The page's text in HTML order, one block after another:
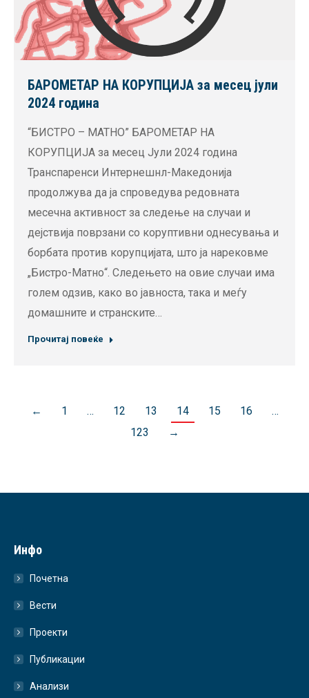
БАРОМЕТАР НА КОРУПЦИЈА за месец јули
2024 година
“БИСТРО – МАТНО” БАРОМЕТАР НА
КОРУПЦИЈА за месец Јули 2024 година
Транспаренси Интернешнл-Македонија
продолжува да ја спроведува редовната
месечна активност за следење на случаи и
дејствија поврзани со коруптивни однесувања и
борбата против корупцијата, што ја нарековме
„Бистро-Матно“. Следењето на овие случаи има
голем одзив, како во јавноста, така и меѓу
домашните и странските…
Прочитај повеќе
← 1 … 12 13 14 15 16
…
123
→
Инфо
Почетна
Вести
Проекти
Публикации
Анализи